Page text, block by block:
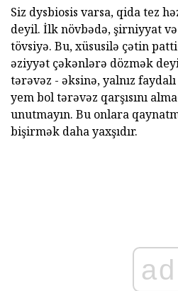
Siz dysbiosis varsa, qida tez
deyil. İlk növbədə, şirniyyat
tövsiyə. Bu, xüsusilə çətin
əziyyət çəkənlərə dözmək
tərəvəz - əksinə, yalnız
yem bol tərəvəz qarşısını
unutmayın. Bu onlara
bişirmək daha yaxşıdır.
ad